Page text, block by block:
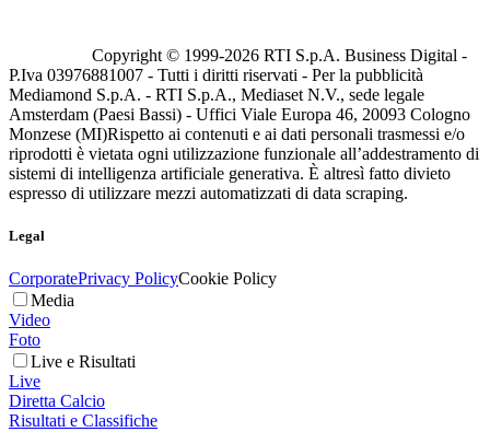
Copyright © 1999-2026 RTI S.p.A. Business Digital -
P.Iva 03976881007 - Tutti i diritti riservati - Per la pubblicità
Mediamond S.p.A. - RTI S.p.A., Mediaset N.V., sede legale
Amsterdam (Paesi Bassi) - Uffici Viale Europa 46, 20093 Cologno
Monzese (MI)Rispetto ai contenuti e ai dati personali trasmessi e/o
riprodotti è vietata ogni utilizzazione funzionale all’addestramento di
sistemi di intelligenza artificiale generativa. È altresì fatto divieto
espresso di utilizzare mezzi automatizzati di data scraping.
Legal
CorporatePrivacy PolicyCookie Policy
Media
Video
Foto
Live e Risultati
Live
Diretta Calcio
Risultati e Classifiche